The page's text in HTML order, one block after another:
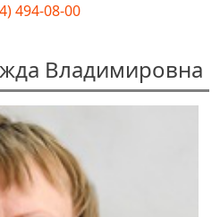
494-08-00
Владимировна